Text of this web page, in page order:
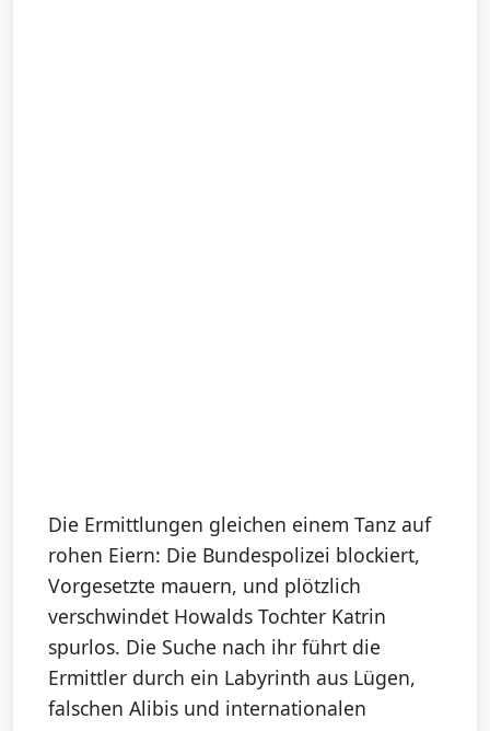
Die Ermittlungen gleichen einem Tanz auf
rohen Eiern: Die Bundespolizei blockiert,
Vorgesetzte mauern, und plötzlich
verschwindet Howalds Tochter Katrin
spurlos. Die Suche nach ihr führt die
Ermittler durch ein Labyrinth aus Lügen,
falschen Alibis und internationalen